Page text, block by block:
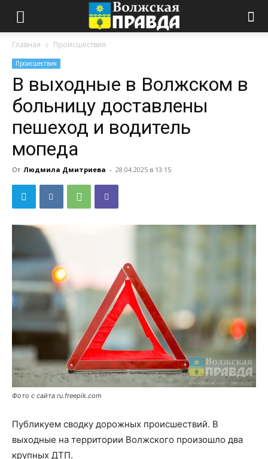
Главная Происшествия
Происшествия
В выходные в Волжском в
больницу доставлены
пешеход и водитель
мопеда
От Людмила Дмитриева - 28.04.2025 в 13:15
Фото с сайта ru.freepik.com
Публикуем сводку дорожных происшествий. В
выходные на территории Волжского произошло два
крупных ДТП.